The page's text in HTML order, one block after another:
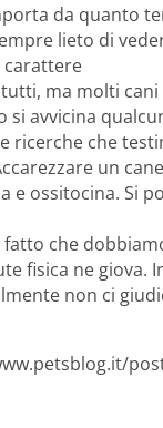
da quanto
lieto di
carattere
ma molti
avvicina
ricerche che
un
ossitocina. Si
fatto che
fisica ne giova.
non ci